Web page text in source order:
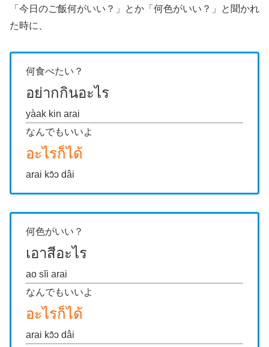
「今日のご飯何がいい？」とか「何色がいい？」と聞かれ
た時に、
何食べたい？
อย่ากกินอะไร
yàak kin arai
なんでもいいよ
อะไรก็ได้
arai kɔ̂ɔ dâi
何色がいい？
เอาสีอะไร
ao sĭi arai
なんでもいいよ
อะไรก็ได้
arai kɔ̂ɔ dâi